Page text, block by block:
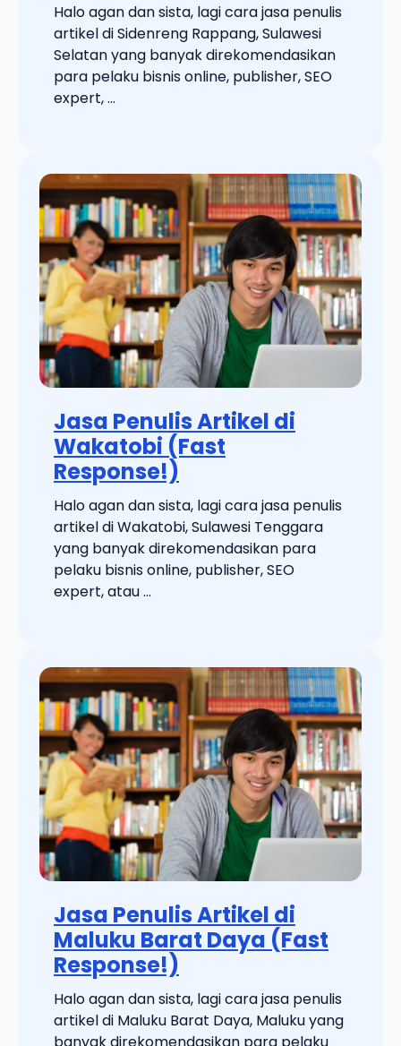
Halo agan dan sista, lagi cara jasa penulis
artikel di Sidenreng Rappang, Sulawesi
Selatan yang banyak direkomendasikan
para pelaku bisnis online, publisher, SEO
expert, ...
Jasa Penulis Artikel di
Wakatobi (Fast
Response!)
Halo agan dan sista, lagi cara jasa penulis
artikel di Wakatobi, Sulawesi Tenggara
yang banyak direkomendasikan para
pelaku bisnis online, publisher, SEO
expert, atau ...
Jasa Penulis Artikel di
Maluku Barat Daya (Fast
Response!)
Halo agan dan sista, lagi cara jasa penulis
artikel di Maluku Barat Daya, Maluku yang